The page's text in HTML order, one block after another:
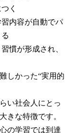
く
内容が自動でパ
慣が形成され、
しかった“実用的
い社会人にとっ
きな特徴です。
の学習では到達